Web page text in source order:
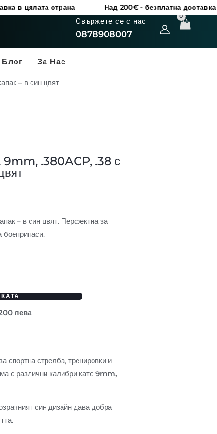
страна Над 200€ - безплатна доставка в цялата
Свържете се с нас
0878908007
Блог За Нас
– в син цвят
9mm, .380ACP, .38 с
– в син цвят. Перфектна за
боеприпаси.
лева
спортна стрелба, тренировки и
с различни калибри като9mm,
син дизайн дава добра